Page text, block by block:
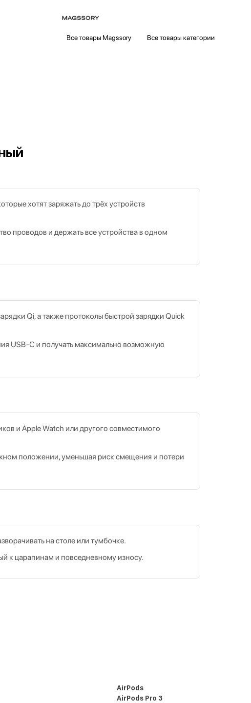
Все товары Magssory Все товары категории
хотят заряжать до трёх устройств
проводов и держать все устройства в одном
Qi, а также протоколы быстрой зарядки Quick
USB‑C и получать максимально возможную
и Apple Watch или другого совместимого
положении, уменьшая риск смещения и потери
на столе или тумбочке.
к царапинам и повседневному износу.
AirPods
AirPods Pro 3